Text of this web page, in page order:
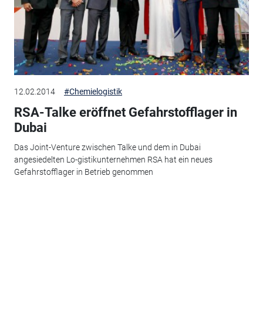
12.02.2014 #Chemielogistik
RSA-Talke eröffnet Gefahrstofflager in
Dubai
Das Joint-Venture zwischen Talke und dem in Dubai
angesiedelten Lo-gistikunternehmen RSA hat ein neues
Gefahrstofflager in Betrieb genommen